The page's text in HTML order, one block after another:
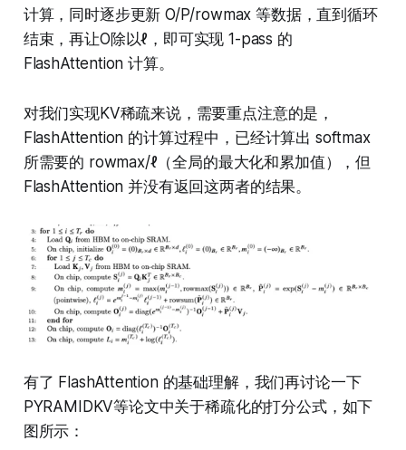
计算，同时逐步更新 O/P/rowmax 等数据，直到循环
结束，再让O除以ℓ，即可实现 1-pass 的
FlashAttention 计算。
对我们实现KV稀疏来说，需要重点注意的是，
FlashAttention 的计算过程中，已经计算出 softmax
所需要的 rowmax/ℓ（全局的最大化和累加值），但
FlashAttention 并没有返回这两者的结果。
有了 FlashAttention 的基础理解，我们再讨论一下
PYRAMIDKV等论文中关于稀疏化的打分公式，如下
图所示：